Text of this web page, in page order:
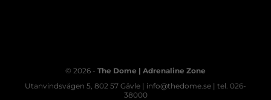
© 2026 - The Dome | Adrenaline Zone
Utanvindsvägen 5, 802 57 Gävle | info@thedome.se | tel. 026-
38000